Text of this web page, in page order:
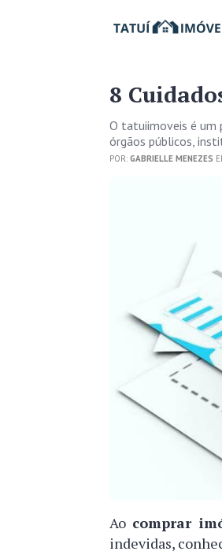
8
O tatuiimoveis é um
órgãos públicos,
POR: GABRIELLE MENEZES
Ao comprar
indevidas,